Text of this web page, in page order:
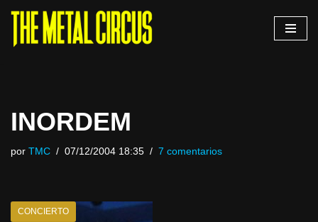
Saltar
INORDEM
por TMC 07/12/2004 18:35 7 comentarios
CONCIERTO